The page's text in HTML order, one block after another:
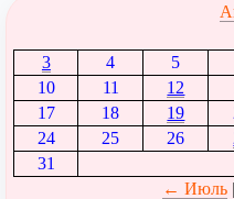
3
4 5
10
11 12
17
18 19
24
25 26
31
← Июль|